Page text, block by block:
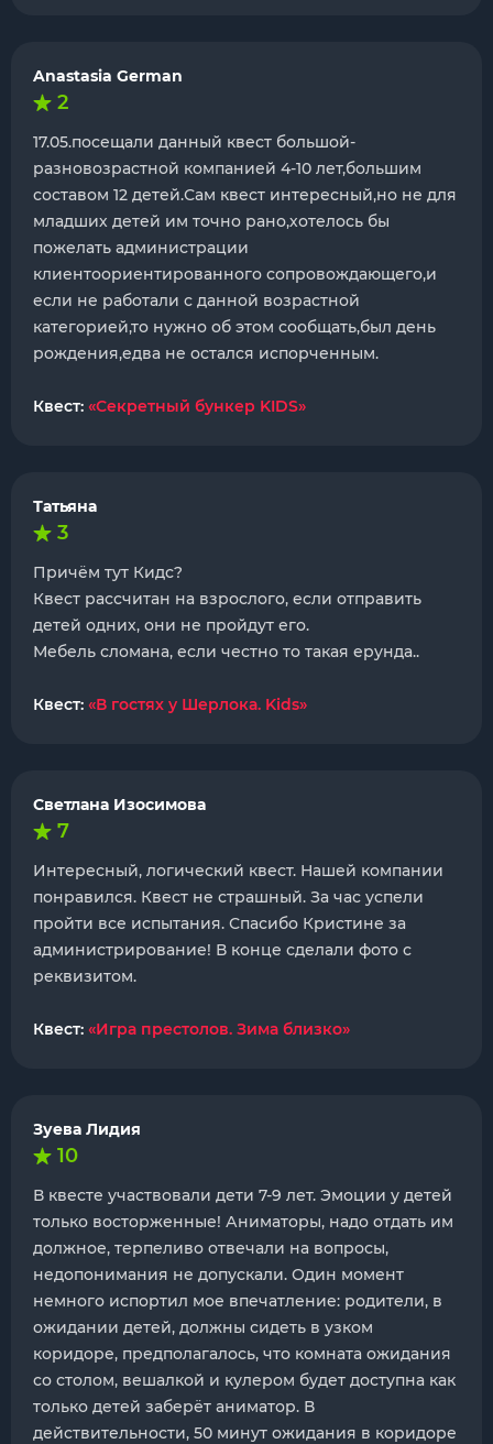
Anastasia German
2
17.05.посещали данный квест большой-
разновозрастной компанией 4-10 лет,большим
составом 12 детей.Сам квест интересный,но не для
младших детей им точно рано,хотелось бы
пожелать администрации
клиентоориентированного сопровождающего,и
если не работали с данной возрастной
категорией,то нужно об этом сообщать,был день
рождения,едва не остался испорченным.
Квест: «Секретный бункер KIDS»
Татьяна
3
Причём тут Кидс?
Квест рассчитан на взрослого, если отправить
детей одних, они не пройдут его.
Мебель сломана, если честно то такая ерунда..
Квест: «В гостях у Шерлока. Kids»
Светлана Изосимова
7
Интересный, логический квест. Нашей компании
понравился. Квест не страшный. За час успели
пройти все испытания. Спасибо Кристине за
администрирование! В конце сделали фото с
реквизитом.
Квест: «Игра престолов. Зима близко»
Зуева Лидия
10
В квесте участвовали дети 7-9 лет. Эмоции у детей
только восторженные! Аниматоры, надо отдать им
должное, терпеливо отвечали на вопросы,
недопонимания не допускали. Один момент
немного испортил мое впечатление: родители, в
ожидании детей, должны сидеть в узком
коридоре, предполагалось, что комната ожидания
со столом, вешалкой и кулером будет доступна как
только детей заберёт аниматор. В
действительности, 50 минут ожидания в коридоре